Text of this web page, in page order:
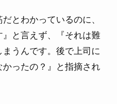
とわかっているのに、
と言えず、『それは難
うんです。後で上司に
かったの？』と指摘され